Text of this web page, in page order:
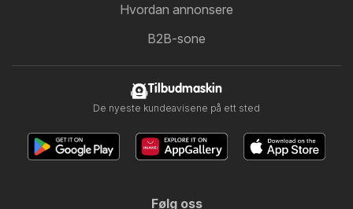
Hvordan annonsere
B2B-sone
Tilbudmaskin
De nyeste kundeavisene på ett sted
Følg oss